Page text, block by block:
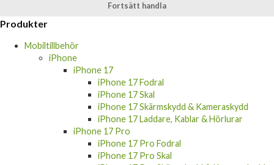
Fortsätt handla
Produkter
Mobiltillbehör
iPhone
iPhone 17
iPhone 17 Fodral
iPhone 17 Skal
iPhone 17 Skärmskydd & Kameraskydd
iPhone 17 Laddare, Kablar & Hörlurar
iPhone 17 Pro
iPhone 17 Pro Fodral
iPhone 17 Pro Skal